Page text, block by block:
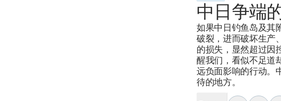
中日争端
如果中日钓鱼岛及其
破裂，进而破坏生产
的损失，显然超过因
醒我们，看似不足道
远负面影响的行动。
待的地方。